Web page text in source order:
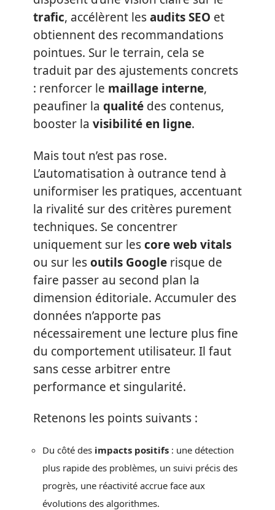
trafic, accélèrent lesaudits SEO et
obtiennent des recommandations
pointues. Sur le terrain, cela se
traduit par des ajustements concrets
: renforcer le maillage interne,
peaufiner la qualité des contenus,
booster la visibilité en ligne.
Mais tout n’est pas rose.
L’automatisation à outrance tend à
uniformiser les pratiques, accentuant
la rivalité sur des critères purement
techniques. Se concentrer
uniquement sur lescore web vitals
ou sur lesoutils Google risque de
faire passer au second plan la
dimension éditoriale. Accumuler des
données n’apporte pas
nécessairement une lecture plus fine
du comportement utilisateur. Il faut
sans cesse arbitrer entre
performance et singularité.
Retenons les points suivants :
Du côté des impacts positifs : une détection
plus rapide des problèmes, un suivi précis des
progrès, une réactivité accrue face aux
évolutions des algorithmes.